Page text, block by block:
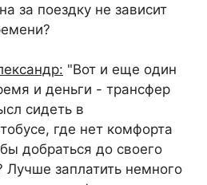
за поездку не зависит
"Вот и еще один
и деньги - трансфер
сидеть в
где нет комфорта
добраться до своего
Лучше заплатить немного